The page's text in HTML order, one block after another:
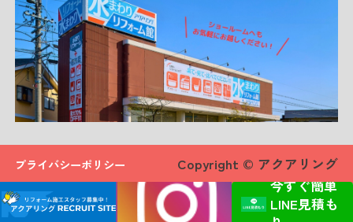
プライバシーポリシー
Copyright © アクアリング
今すぐ簡単
LINE見積も